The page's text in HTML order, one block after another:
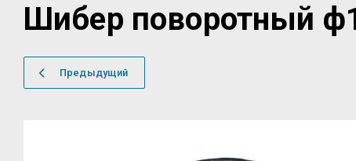
Шибер поворотный
Предыдущий